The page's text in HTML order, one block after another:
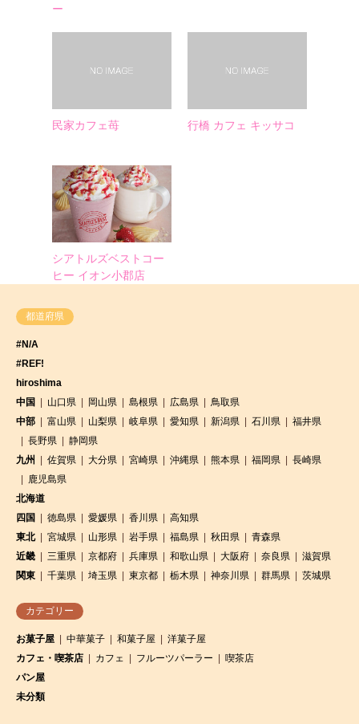
ー
民家カフェ苺 行橋 カフェ キッサコ
シアトルズベストコー
ヒー イオン小郡店
都道府県
#N/A
#REF!
hiroshima
中国
山口県 岡山県 島根県 広島県
鳥取県
中部
富山県 山梨県 岐阜県 愛知県 新潟県 石川県
福井県
長野県
静岡県
九州
佐賀県 大分県 宮崎県 沖縄県 熊本県 福岡県
長崎県
鹿児島県
北海道
四国
徳島県 愛媛県 香川県
高知県
東北
宮城県 山形県 岩手県 福島県 秋田県
青森県
近畿
三重県 京都府 兵庫県 和歌山県 大阪府 奈良県
滋賀県
関東
千葉県 埼玉県 東京都 栃木県 神奈川県 群馬県 茨城県
カテゴリー
お菓子屋 中華菓子 和菓子屋
洋菓子屋
カフェ・喫茶店
カフェ フルーツパーラー
喫茶店
パン屋
未分類